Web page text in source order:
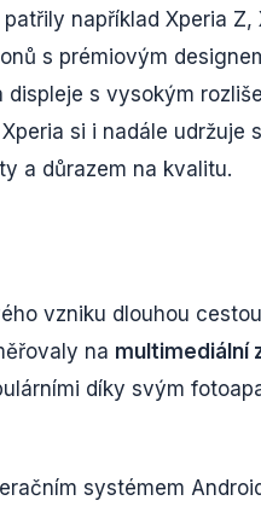
například Xperia
s prémiovým
s vysokým
Xperia si i nadále
a důrazem na kvalitu.
vzniku dlouhou
na multimediální
díky svým
systémem